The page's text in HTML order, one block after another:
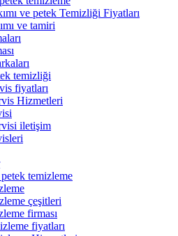
ve petek Temizliği Fiyatları
ve tamiri
temizliği
fiyatları
Hizmetleri
iletişim
temizleme
çeşitleri
firması
fiyatları